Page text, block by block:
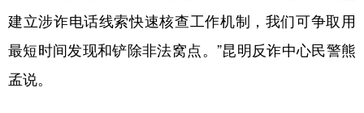
建立涉诈电话线索快速核查工作机制，我们可争取用
最短时间发现和铲除非法窝点。”昆明反诈中心民警熊
孟说。